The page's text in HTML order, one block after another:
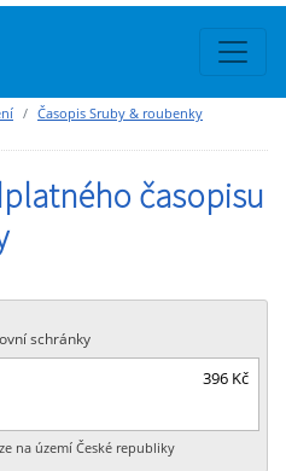
Časopis Sruby & roubenky
časopisu
schránky
396 Kč
na území České republiky